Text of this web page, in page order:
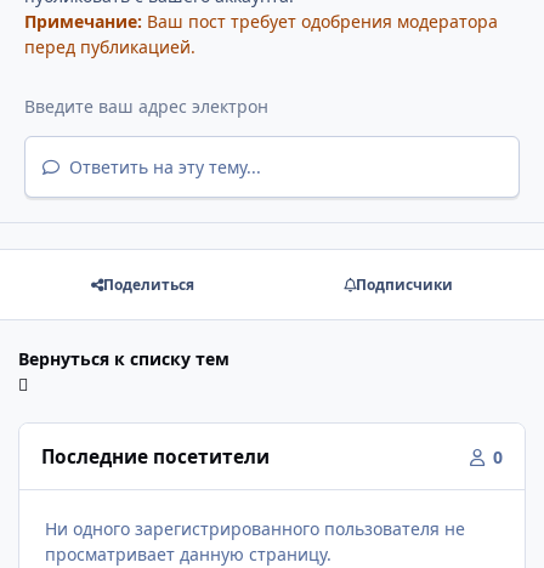
Примечание: Ваш пост требует одобрения модератора
перед публикацией.
Ответить на эту тему...
Поделиться Подписчики
Вернуться к списку тем
Последние посетители 0
Ни одного зарегистрированного пользователя не
просматривает данную страницу.